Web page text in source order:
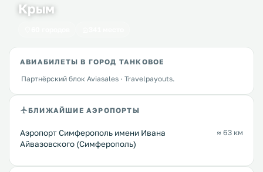
Крым
АВИАБИЛЕТЫ В ГОРОД ТАНКОВОЕ
Партнёрский блок Aviasales · Travelpayouts.
БЛИЖАЙШИЕ АЭРОПОРТЫ
Аэропорт Симферополь имени Ивана
Айвазовского (Симферополь)
≈ 63 км